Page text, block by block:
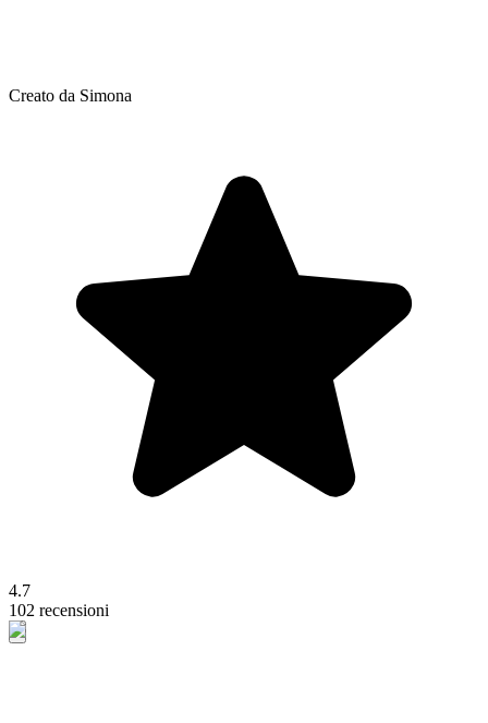
Creato da Simona
4.7
102 recensioni